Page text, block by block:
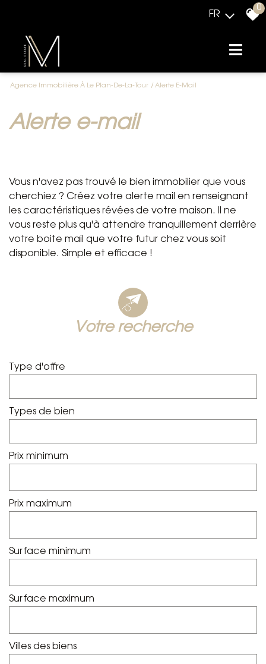
FR
0
Agence Immobilière À Le Plan-De-La-Tour Alerte E-Mail
alerte e-mail
Vous n'avez pas trouvé le bien immobilier que vous
cherchiez ? Créez votre alerte mail en renseignant
les caractéristiques révées de votre maison. Il ne
vous reste plus qu'à attendre tranquillement derrière
votre boite mail que votre futur chez vous soit
disponible. Simple et efficace !
votre recherche
Type d'offre
Types de bien
Prix minimum
Prix maximum
Surface minimum
Surface maximum
Villes des biens